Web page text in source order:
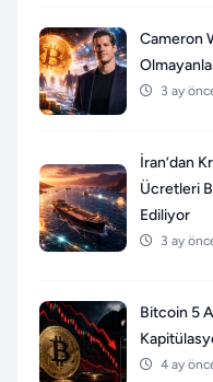
Cameron
3 ay
İran’dan
Ücretleri
Ediliyor
3 ay
Bitcoin 5
4 ay